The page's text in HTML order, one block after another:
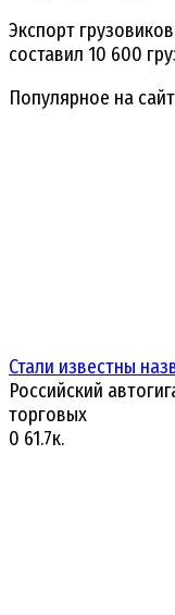
Экспорт
составил 10 600
Популярное на
Стали известны
Российский
торговых
0 61.7к.